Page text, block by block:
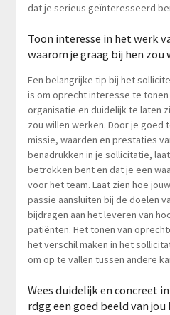
dat je serieus geïnteresseerd
Toon interesse in het werk
waarom je graag bij hen zou
Een belangrijke tip bij het
is om oprecht interesse te tonen
organisatie en duidelijk te laten
zou willen werken. Door je goed
missie, waarden en prestaties
benadrukken in je sollicitatie,
betrokken bent en dat je een
voor het team. Laat zien hoe
passie aansluiten bij de doelen
bijdragen aan het leveren van
patiënten. Het tonen van
het verschil maken in het
om op te vallen tussen andere
Wees duidelijk en concreet
rdgg een goed beeld van